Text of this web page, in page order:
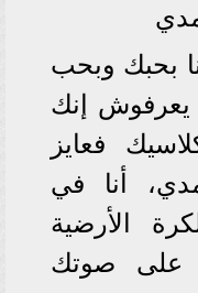
بحبك وبحب
يعرفوش إنك
فعايز
أنا في
الأرضية
على صوتك